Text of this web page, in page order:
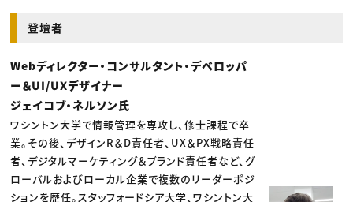
登壇者
Webディレクター・コンサルタント・デベロッパ
ー＆UI/UXデザイナー
ジェイコブ・ネルソン氏
ワシントン大学で情報管理を専攻し、修士課程で卒
業。その後、デザインR＆D責任者、UX＆PX戦略責任
者、デジタルマーケティング＆ブランド責任者など、グ
ローバルおよびローカル企業で複数のリーダーポジ
ションを歴任。スタッフォードシア大学、ワシントン大